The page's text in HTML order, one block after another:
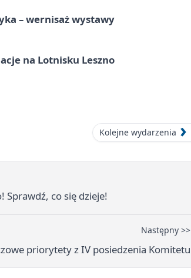
– wernisaż wystawy
na Lotnisku Leszno
Kolejne wydarzenia
co się dzieje!
Następny >>
priorytety z IV posiedzenia Komitetu